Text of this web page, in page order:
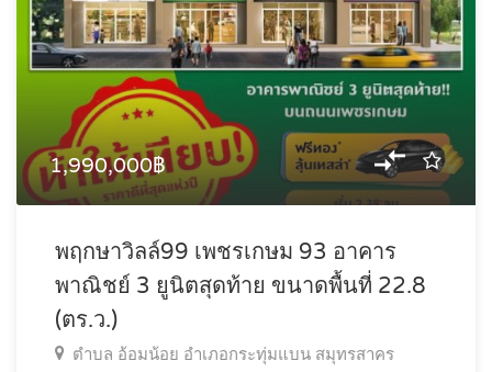
1,990,000฿
พฤกษาวิลล์99 เพชรเกษม 93 อาคาร
พาณิชย์ 3 ยูนิตสุดท้าย ขนาดพื้นที่ 22.8
(ตร.ว.)
ตำบล อ้อมน้อย อำเภอกระทุ่มแบน สมุทรสาคร